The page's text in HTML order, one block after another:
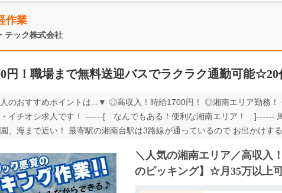
作業
テック株式会社
円！職場まで無料送迎バスでラクラク通勤可能☆20
人のおすすめポイントは...▼ ◎高収入！時給1700円！ ◎湘南エリア勤務
イチオシ求人です！ ------[ なんでもある！便利な湘南エリア！ ]------
、海まで近い！ 最寄駅の湘南台駅は3路線が通っているので お出かけす
たい求人です！
＼人気の湘南エリア／高収入
のピッキング】☆月35万以上可